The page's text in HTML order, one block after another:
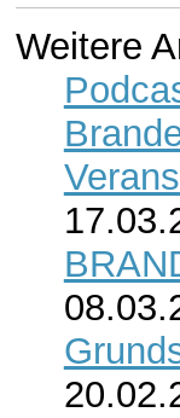
Weitere